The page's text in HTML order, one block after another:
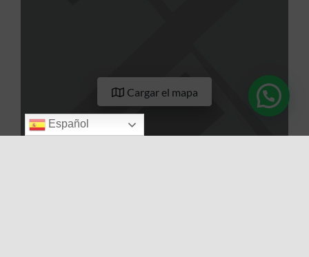
Cargar el mapa
Español